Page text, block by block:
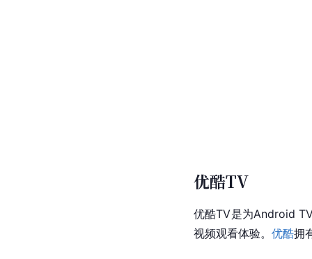
优酷TV
优酷TV是为Android
视频观看体验。 优酷拥